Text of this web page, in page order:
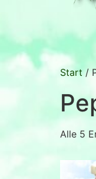
Start/
Alle 5